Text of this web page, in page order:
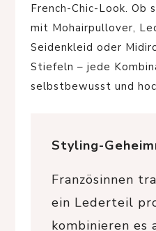
French-Chic-Look. Ob
mit Mohairpullover,
Seidenkleid oder
Stiefeln – jede
selbstbewusst und
Styling-
Französinnen
ein Lederteil
kombinieren es